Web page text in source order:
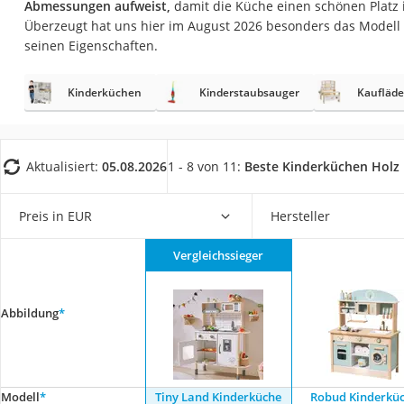
Babyphone
Kinderroller 3
Kindersitz 15–36
Barfußschuhe
Kinder-Mikroskop
Ferngesteuerter
Abmessungen aufweist, damit die Küche einen schönen
Überzeugt hat uns hier im August 2026 besonders das Modell
seinen Eigenschaften.
Kinderküchen Kinderstaubsauger
Aktualisiert: 05.08.20261 - 8 von 11: Beste Kinderküchen Holz
Preis in EUR Hersteller
Abbildung*
Vergleichssieger
Modell* Tiny Land Kinderküche Robud